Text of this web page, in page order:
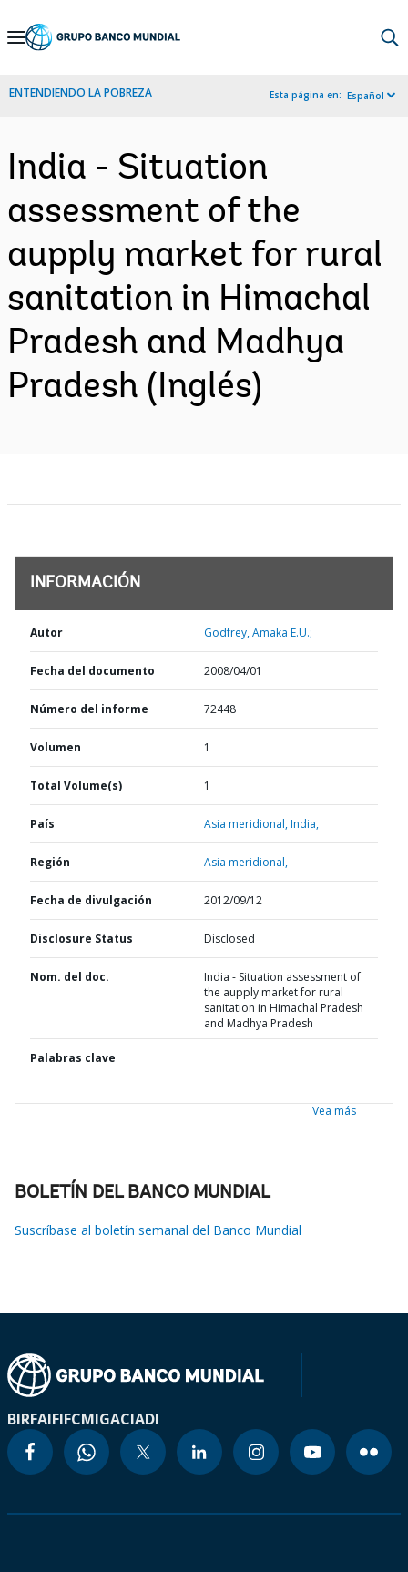
Skip
Navigation
ENTENDIENDO LA POBREZA Esta página en: Español
India - Situation
assessment of the
aupply market for rural
sanitation in Himachal
Pradesh and Madhya
Pradesh (Inglés)
INFORMACIÓN
Autor Godfrey, Amaka E.U.;
Fecha del documento 2008/04/01
Número del informe 72448
Volumen 1
Total Volume(s) 1
País Asia meridional,India,
Región Asia meridional,
Fecha de divulgación 2012/09/12
Disclosure Status Disclosed
Nom. del doc.
India - Situation assessment of
the aupply market for rural
sanitation in Himachal Pradesh
and Madhya Pradesh
Palabras clave
Vea más
BOLETÍN DEL BANCO MUNDIAL
Suscríbase al boletín semanal del Banco Mundial
BIRFAIFIFCMIGACIADI